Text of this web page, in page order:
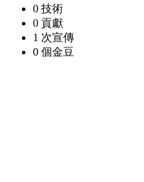
0 技術
0 貢獻
1 次宣傳
0 個金豆